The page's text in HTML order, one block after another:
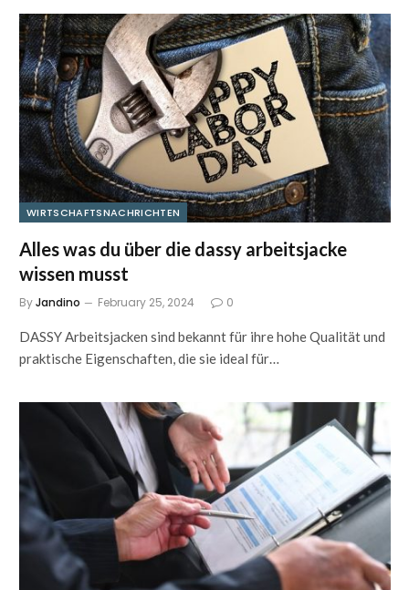
WIRTSCHAFTSNACHRICHTEN
Alles was du über die dassy arbeitsjacke
wissen musst
ByJandino February 25, 2024 0
DASSY Arbeitsjacken sind bekannt für ihre hohe Qualität und
praktische Eigenschaften, die sie ideal für…